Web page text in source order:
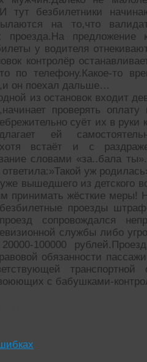
тут безбилетники
на то,что
проезда.На предложение
у водителя
контролёр
по телефону.Какое-то
он поехал дальше…
из остановок входит
проверять
суёт их в
ей
встаёт и с
словами «за..бала
уж
вышедшего из детского
принимать жёсткие меры!
проезды
сопровождался
службы либо
100000
обязанности
с бабушками-